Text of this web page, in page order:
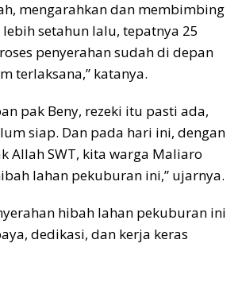
mengarahkan dan membimbing
setahun lalu, tepatnya 25
penyerahan sudah di depan
terlaksana,” katanya.
pak Beny, rezeki itu pasti ada,
siap. Dan pada hari ini, dengan
Allah SWT, kita warga Maliaro
lahan pekuburan ini,” ujarnya.
hibah lahan pekuburan ini
dedikasi, dan kerja keras